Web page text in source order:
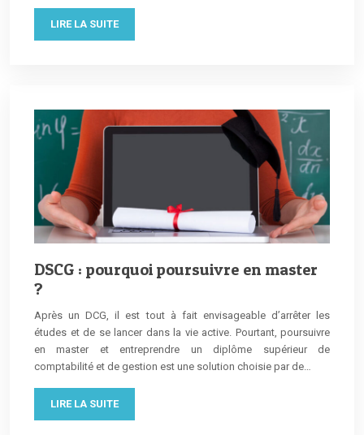
LIRE LA SUITE
DSCG : pourquoi poursuivre en master
?
Après un DCG, il est tout à fait envisageable d’arrêter les
études et de se lancer dans la vie active. Pourtant, poursuivre
en master et entreprendre un diplôme supérieur de
comptabilité et de gestion est une solution choisie par de…
LIRE LA SUITE